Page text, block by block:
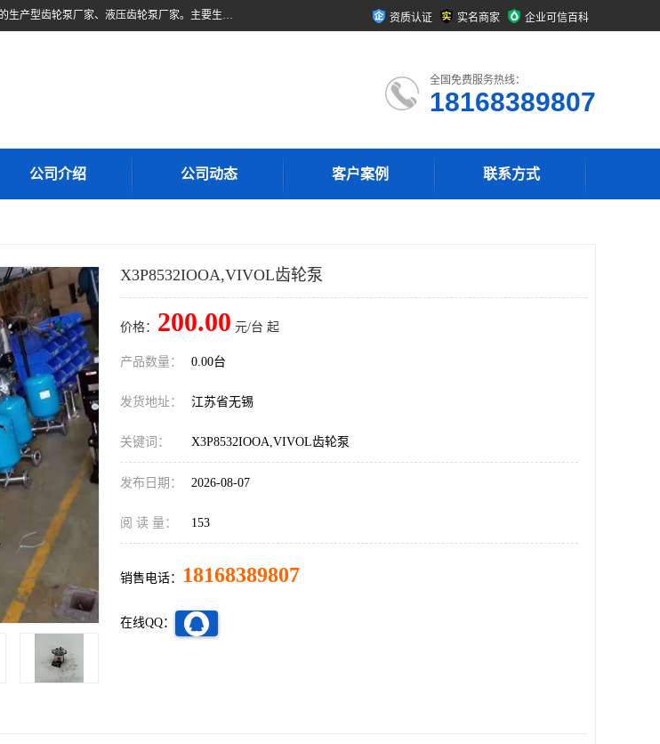
无锡乾锐锋液压科技有限公司，系专业从事各类液压元件与气动元件的研发、生产和销售业务为一体的生产型齿轮泵厂家、液压齿轮泵厂家。主要生产销售风冷式冷却器、液压油风冷却器，冷却器厂家直销、齿轮泵型号、齿轮泵厂家排名详情可来电咨询！ 资质认证 实名商家 企业可信百科
全国免费服务热线：
18168389807
公司介绍 公司动态 客户案例 联系方式
X3P8532IOOA,VIVOL齿轮泵
价格： 200.00 元/台 起
产品数量： 0.00台
发货地址： 江苏省无锡
关键词： X3P8532IOOA,VIVOL齿轮泵
发布日期： 2026-08-07
阅 读 量： 153
销售电话： 18168389807
在线QQ：